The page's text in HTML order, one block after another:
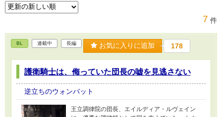
7 件
BL 連載中 長編 お気に入りに追加 178
護衛騎士は、侮っていた団長の嘘を見逃さない
逆立ちのウォンバット
王立調律院の団長、エイルディア・ルヴェイン